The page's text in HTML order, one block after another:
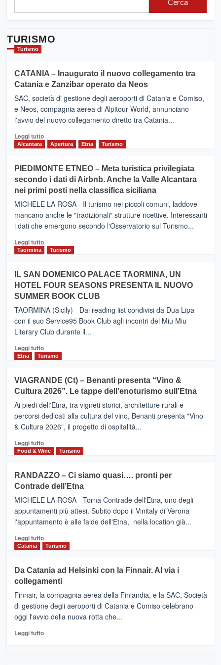
TURISMO
Turismo
CATANIA – Inaugurato il nuovo collegamento tra
Catania e Zanzibar operato da Neos
SAC, società di gestione degli aeroporti di Catania e Comiso,
e Neos, compagnia aerea di Alpitour World, annunciano
l'avvio del nuovo collegamento diretto tra Catania...
Leggi tuttoLeggi
CATANIA
–
Inaugurato
il
nuovo
collegamento
tra
e
Zanzibar
da
Neos
Alcantara Apertura Etna Turismo
PIEDIMONTE ETNEO – Meta turistica privilegiata
secondo i dati di Airbnb. Anche la Valle Alcantara
nei primi posti nella classifica siciliana
MICHELE LA ROSA - Il turismo nei piccoli comuni, laddove
mancano anche le "tradizionali" strutture ricettive. Interessanti
i dati che emergono secondo l'Osservatorio sul Turismo...
Leggi tuttoLeggi
PIEDIMONTE
ETNEO
–
Meta
turistica
privilegiata
secondo
dati
di
Anche
la
Alcantara
nei
primi
nella
classifica
Taormina Turismo
IL SAN DOMENICO PALACE TAORMINA, UN
HOTEL FOUR SEASONS PRESENTA IL NUOVO
SUMMER BOOK CLUB
TAORMINA (Sicily) - Dai reading list condivisi da Dua Lipa
con il suo Service95 Book Club agli incontri del Miu Miu
Literary Club durante il...
Leggi tuttoLeggi
di
IL
SAN
DOMENICO
PALACE
TAORMINA,
UN
HOTEL
FOUR
IL
NUOVO
SUMMER
CLUB
Etna Turismo
VIAGRANDE (Ct) – Benanti presenta “Vino &
Cultura 2026”. Le tappe dell’enoturismo sull’Etna
Ai piedi dell'Etna, tra vigneti storici, architetture rurali e
percorsi dedicati alla cultura del vino, Benanti presenta "Vino
& Cultura 2026", il progetto di ospitalità...
Leggi tuttoLeggi
di
VIAGRANDE
(Ct)
–
Benanti
presenta
“Vino
&
Cultura
tappe
dell’enoturismo
Food & Wine Turismo
RANDAZZO – Ci siamo quasi…. pronti per
Contrade dell’Etna
MICHELE LA ROSA - Torna Contrade dell'Etna, uno degli
appuntamenti più attesi. Subito dopo il Vinitaly di Verona
l'appuntamento è alle falde dell'Etna, nella location già...
Leggi tuttoLeggi
di
RANDAZZO
–
Ci
siamo
quasi….
pronti
per
Catania Turismo
Da Catania ad Helsinki con la Finnair. Al via i
collegamenti
Finnair, la compagnia aerea della Finlandia, e la SAC, Società
di gestione degli aeroporti di Catania e Comiso celebrano
oggi l'avvio della nuova rotta che...
Leggi tuttoLeggi